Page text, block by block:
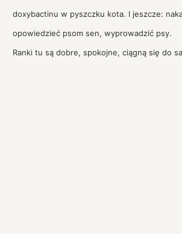
doxybactinu w pyszczku kota. I jeszcze:
opowiedzieć psom sen, wyprowadzić psy.
Ranki tu są dobre, spokojne, ciągną się do